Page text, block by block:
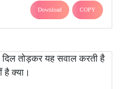
Download COPY